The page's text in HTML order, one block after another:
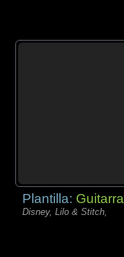
Plantilla: Guitarra
Disney, Lilo & Stitch,